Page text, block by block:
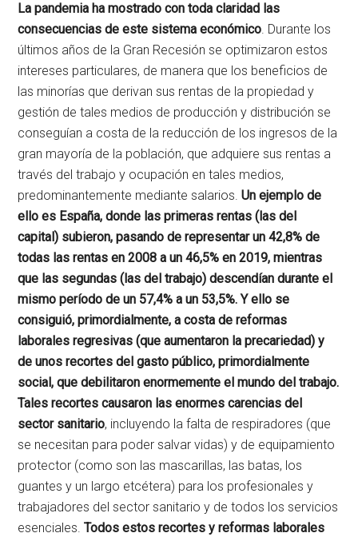
La pandemia ha mostrado con toda claridad las
consecuencias de este sistema económico. Durante los
últimos años de la Gran Recesión se optimizaron estos
intereses particulares, de manera que los beneficios de
las minorías que derivan sus rentas de la propiedad y
gestión de tales medios de producción y distribución se
conseguían a costa de la reducción de los ingresos de la
gran mayoría de la población, que adquiere sus rentas a
través del trabajo y ocupación en tales medios,
predominantemente mediante salarios.Un ejemplo de
ello es España, donde las primeras rentas (las del
capital) subieron, pasando de representar un 42,8% de
todas las rentas en 2008 a un 46,5% en 2019, mientras
que las segundas (las del trabajo) descendían durante el
mismo período de un 57,4% a un 53,5%. Y ello se
consiguió, primordialmente, a costa de reformas
laborales regresivas (que aumentaron la precariedad) y
de unos recortes del gasto público, primordialmente
social, que debilitaron enormemente el mundo del trabajo.
Tales recortes causaron las enormes carencias del
sector sanitario, incluyendo la falta de respiradores (que
se necesitan para poder salvar vidas) y de equipamiento
protector (como son las mascarillas, las batas, los
guantes y un largo etcétera) para los profesionales y
trabajadores del sector sanitario y de todos los servicios
esenciales.Todos estos recortes y reformas laborales